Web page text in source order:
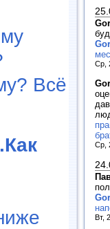
Всё
Ср,
Ср,
Вт,